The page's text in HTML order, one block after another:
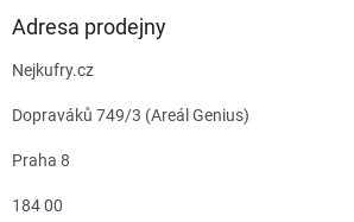
Adresa prodejny
Nejkufry.cz
Dopraváků 749/3 (Areál Genius)
Praha 8
184 00